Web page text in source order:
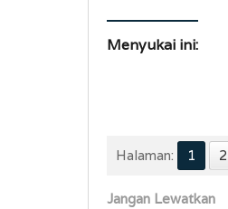
Menyukai ini:
Halaman: 1 2
Jangan Lewatkan